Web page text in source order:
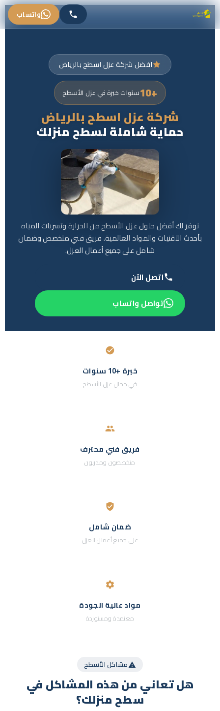
واتساب
خبرة +10 سنوات
في مجال عزل الأسطح
فريق فني محترف
متخصصون ومدربون
ضمان شامل
على جميع أعمال العزل
مواد عالية الجودة
معتمدة ومستوردة
مشاكل الأسطح
هل تعاني من هذه المشاكلفي
سطح منزلك؟